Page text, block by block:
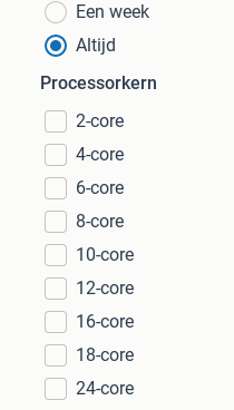
Een week
Altijd
Processorkern
2-core
4-core
6-core
8-core
10-core
12-core
16-core
18-core
24-core